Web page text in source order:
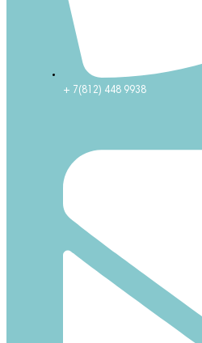
+ 7(812) 448 9938